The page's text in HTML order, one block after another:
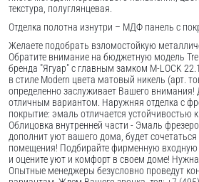
текстура, полуглянцевая.
Отделка полотна изнутри – МДФ панель с
Желаете подобрать взломостойкую
Обратите внимание на бюджетную модель
бренда "Ягуар" с главным замком M-LOCK
в стиле Modern цвета матовый никель (арт.
определенно заслуживает Вашего внимания!
отличным вариантом. Наружняя отделка с
покрытие: эмаль отличается устойчивостью
Облицовка внутренней части - Эмаль
дополнит уют вашего дома, будет
помещения! Подбирайте фирменную входную
и оцените уют и комфорт в своем доме!
Опытные менеджеры безусловно проведут